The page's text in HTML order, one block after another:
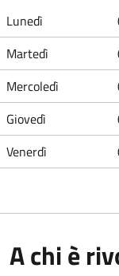
Lunedì
Martedì
Mercoledì
Giovedì
Venerdì
A chi è